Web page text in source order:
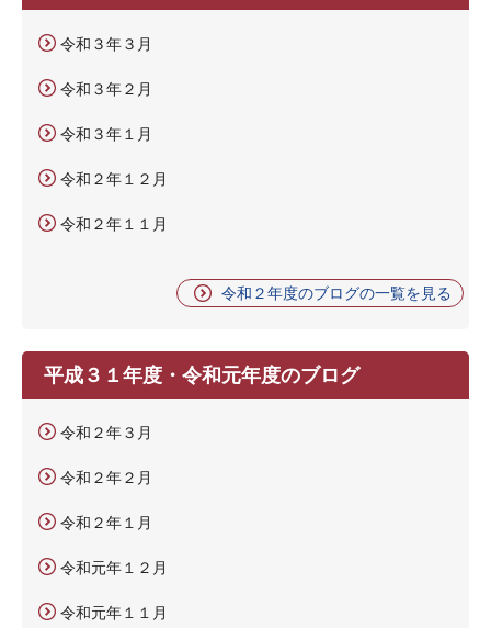
令和３年３月
令和３年２月
令和３年１月
令和２年１２月
令和２年１１月
令和２年度のブログの一覧を見る
平成３１年度・令和元年度のブログ
令和２年３月
令和２年２月
令和２年１月
令和元年１２月
令和元年１１月